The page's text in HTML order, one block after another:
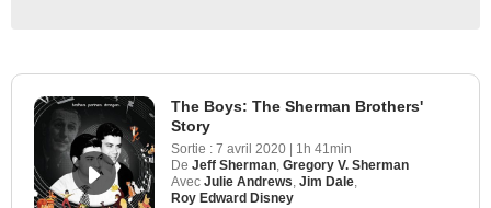
The Boys: The Sherman Brothers'
Story
Sortie : 7 avril 2020
1h 41min
De Jeff Sherman, Gregory V. Sherman
Avec Julie Andrews, Jim Dale,
Roy Edward Disney